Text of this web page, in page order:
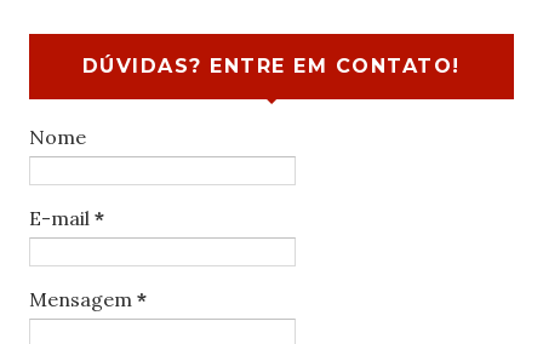
DÚVIDAS? ENTRE EM CONTATO!
Nome
E-mail *
Mensagem *